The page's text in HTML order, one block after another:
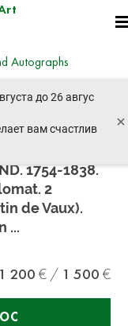
до 26 авгус
вам счастлив
×
Autographs
след. лот
1754-1838.
2
de Vaux).
...
1 200 1 500